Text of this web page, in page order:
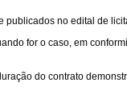
no edital de
for o caso, em
do contrato